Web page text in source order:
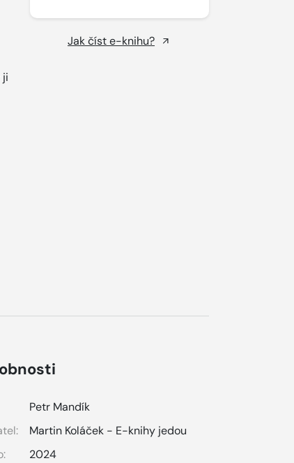
ji
Jak číst e-knihu?
Petr Mandík
Martin Koláček - E-knihy jedou
2024